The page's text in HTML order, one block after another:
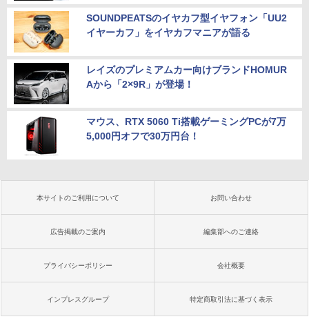
SOUNDPEATSのイヤカフ型イヤフォン「UU2
イヤーカフ」をイヤカフマニアが語る
レイズのプレミアムカー向けブランドHOMUR
Aから「2×9R」が登場！
マウス、RTX 5060 Ti搭載ゲーミングPCが7万
5,000円オフで30万円台！
本サイトのご利用について お問い合わせ
広告掲載のご案内 編集部へのご連絡
プライバシーポリシー 会社概要
インプレスグループ 特定商取引法に基づく表示